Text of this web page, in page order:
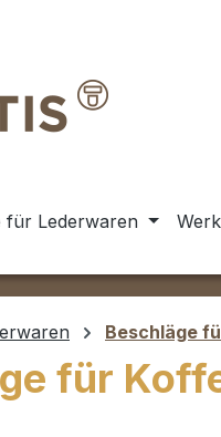
für Lederwaren
Beschläge
für